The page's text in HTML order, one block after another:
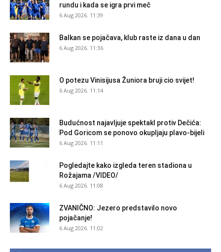
rundu i kada se igra prvi meč
6 Aug 2026. 11:39
Balkan se pojačava, klub raste iz dana u dan
6 Aug 2026. 11:36
O potezu Vinisijusa Žuniora bruji cio svijet!
6 Aug 2026. 11:14
Budućnost najavljuje spektakl protiv Dečića:
Pod Goricom se ponovo okupljaju plavo-bijeli
6 Aug 2026. 11:11
Pogledajte kako izgleda teren stadiona u
Rožajama /VIDEO/
6 Aug 2026. 11:08
ZVANIČNO: Jezero predstavilo novo
pojačanje!
6 Aug 2026. 11:02